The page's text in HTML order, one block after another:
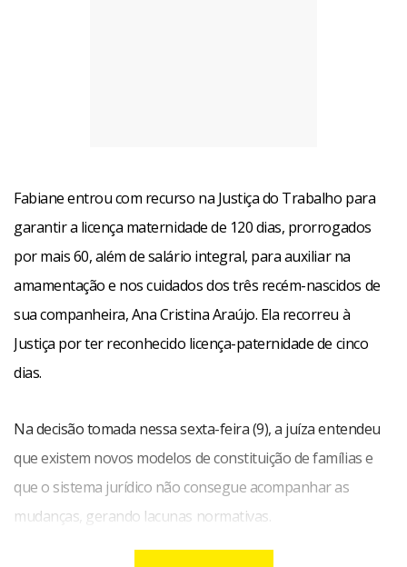
Fabiane entrou com recurso na Justiça do Trabalho para
garantir a licença maternidade de 120 dias, prorrogados
por mais 60, além de salário integral, para auxiliar na
amamentação e nos cuidados dos três recém-nascidos de
sua companheira, Ana Cristina Araújo. Ela recorreu à
Justiça por ter reconhecido licença-paternidade de cinco
dias.
Na decisão tomada nessa sexta-feira (9), a juíza entendeu
que existem novos modelos de constituição de famílias e
que o sistema jurídico não consegue acompanhar as
mudanças, gerando lacunas normativas.